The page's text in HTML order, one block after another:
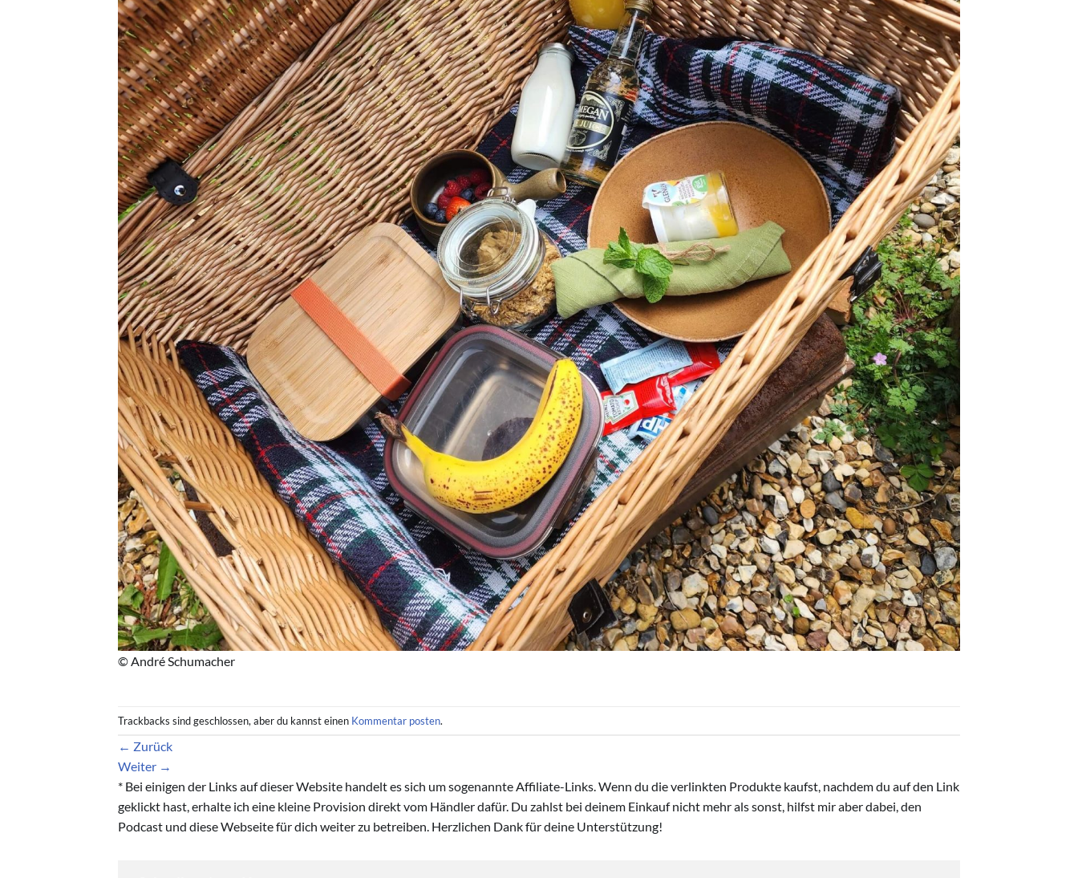
© André Schumacher
Trackbacks sind geschlossen, aber du kannst einen Kommentar posten.
← Zurück
Weiter →
* Bei einigen der Links auf dieser Website handelt es sich um sogenannte Affiliate-Links. Wenn du die verlinkten Produkte kaufst, nachdem du auf den Link
geklickt hast, erhalte ich eine kleine Provision direkt vom Händler dafür. Du zahlst bei deinem Einkauf nicht mehr als sonst, hilfst mir aber dabei, den
Podcast und diese Webseite für dich weiter zu betreiben. Herzlichen Dank für deine Unterstützung!